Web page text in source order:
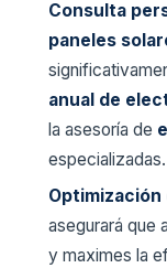
Consulta
paneles
anual de
la asesoría de
especializadas.
asegurará que
y maximes la